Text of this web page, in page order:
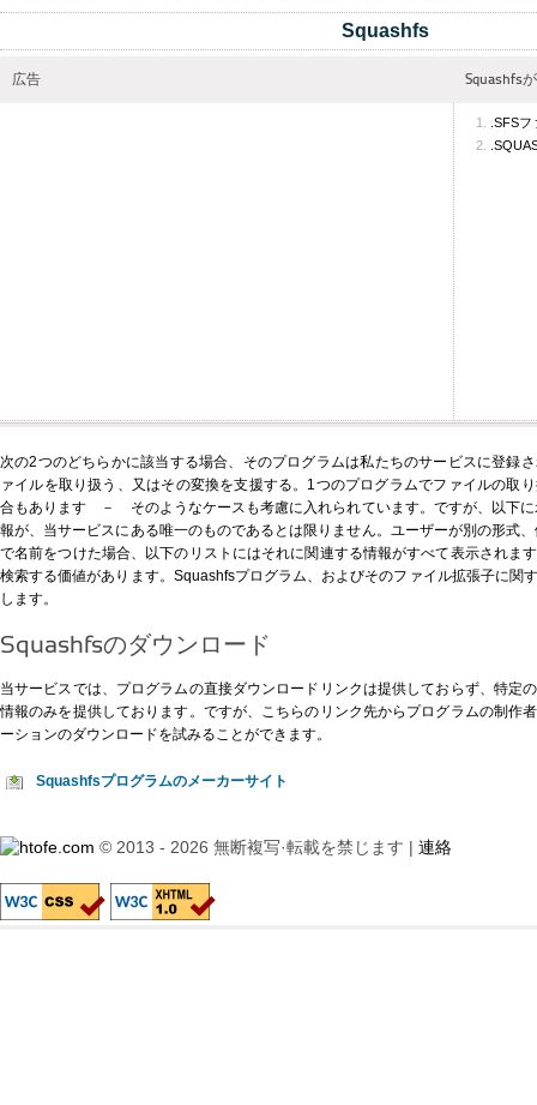
Squashfs
広告 Squashfs
.SFS
次の2つのどちらかに該当する場合、そのプログラムは私たちのサービスに登
ァイルを取り扱う、又はその変換を支援する。1つのプログラムでファイルの取
合もあります － そのようなケースも考慮に入れられています。ですが、以下
報が、当サービスにある唯一のものであるとは限りません。ユーザーが別の形式
で名前をつけた場合、以下のリストにはそれに関連する情報がすべて表示されま
検索する価値があります。Squashfsプログラム、およびそのファイル拡張子に関
します。
Squashfsのダウンロード
当サービスでは、プログラムの直接ダウンロードリンクは提供しておらず、特定
情報のみを提供しております。ですが、 こちらのリンク先からプログラムの制作
ーションのダウンロードを試みることができます。
Squashfsプログラムのメーカーサイト
© 2013 - 2026 無断複写·転載を禁じます | 連絡